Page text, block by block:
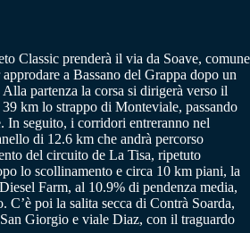
Classic prenderà il via da Soave, comune
a Bassano del Grappa dopo un
partenza la corsa si dirigerà verso il
km lo strappo di Monteviale, passando
In seguito, i corridori entreranno nel
di 12.6 km che andrà percorso
del circuito de La Tisa, ripetuto
lo scollinamento e circa 10 km piani, la
Farm, al 10.9% di pendenza media,
C’è poi la salita secca di Contrà Soarda,
Giorgio e viale Diaz, con il traguardo